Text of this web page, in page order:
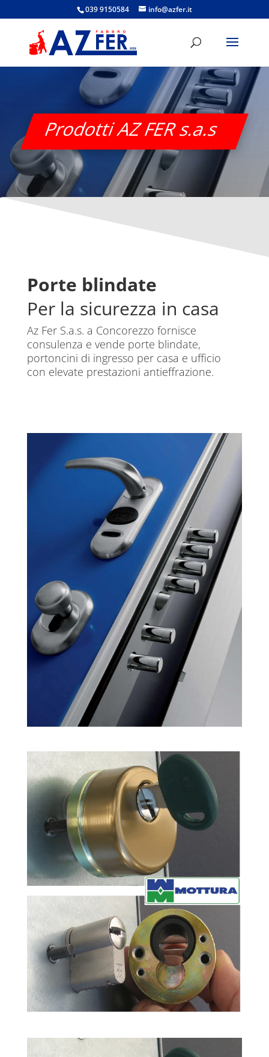
039 9150584 info@azfer.it
Prodotti AZ FER s.a.s
Porte blindate
Per la sicurezza in casa
Az Fer S.a.s. a Concorezzo fornisce
consulenza e vende porte blindate,
portoncini di ingresso per casa e ufficio
con elevate prestazioni antieffrazione.